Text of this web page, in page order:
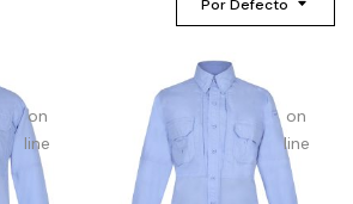
Por Defecto
on
line
on
line